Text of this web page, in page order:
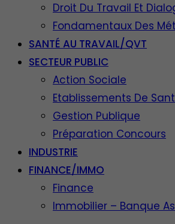
Droit Du Travail Et
Fondamentaux Des
SANTÉ AU TRAVAIL/QVT
SECTEUR PUBLIC
Action Sociale
Etablissements De
Gestion Publique
Préparation Concours
INDUSTRIE
FINANCE/IMMO
Finance
Immobilier – Banque